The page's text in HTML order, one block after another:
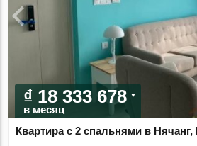
₫ 18 333 678
в месяц
Квартира с 2 спальнями в